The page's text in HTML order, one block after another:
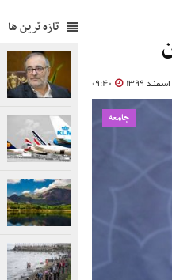
09:40
جامعه
تازه ترین ها